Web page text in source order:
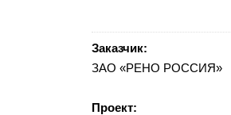
Заказчик:
ЗАО «РЕНО РОССИЯ»
Проект: